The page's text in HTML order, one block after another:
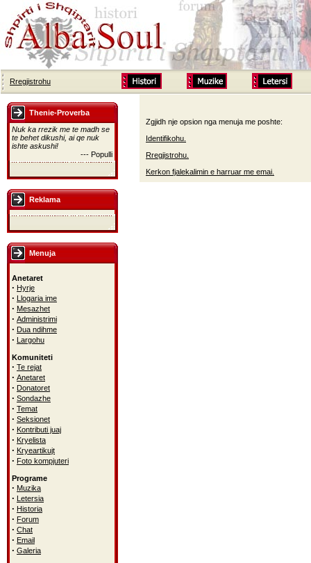
Rregjistrohu
Thenie-Proverba
Nuk ka rrezik me te madh se
te behet dikushi, ai qe nuk
ishte askushi!
--- Populli
Reklama
Menuja
Anetaret
· Hyrje
· Llogaria ime
· Mesazhet
· Administrimi
· Dua ndihme
· Largohu
Komuniteti
· Te rejat
· Anetaret
· Donatoret
· Sondazhe
· Temat
· Seksionet
· Kontributi juaj
· Kryelista
· Kryeartikujt
· Foto kompjuteri
Programe
· Muzika
· Letersia
· Historia
· Forum
· Chat
· Email
· Galeria
Zgjidh nje opsion nga menuja me poshte:
Identifikohu.
Rregjistrohu.
Kerkon fjalekalimin e harruar me emai.